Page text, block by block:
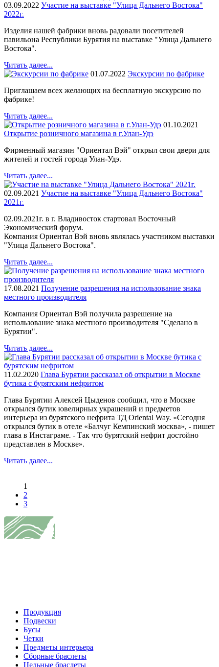
03.09.2022 Участие на выставке "Улица Дальнего Востока"
2022г.
Изделия нашей фабрики вновь радовали посетителей
павильона Республики Бурятия на выставке "Улица Дальнего
Востока".
Читать далее...
01.07.2022 Экскурсии по фабрике
Приглашаем всех желающих на бесплатную экскурсию по
фабрике!
Читать далее...
01.10.2021
Открытие розничного магазина в г.Улан-Удэ
Фирменный магазин "Ориентал Вэй" открыл свои двери для
жителей и гостей города Улан-Удэ.
Читать далее...
02.09.2021 Участие на выставке "Улица Дальнего Востока"
2021г.
02.09.2021г. в г. Владивосток стартовал Восточный
Экономический форум.
Компания Ориентал Вэй вновь являлась участником выставки
"Улица Дальнего Востока".
Читать далее...
17.08.2021 Получение разрешения на использование знака
местного производителя
Компания Ориентал Вэй получила разрешение на
использование знака местного производителя "Сделано в
Бурятии".
Читать далее...
11.02.2020 Глава Бурятии рассказал об открытии в Москве
бутика с бурятским нефритом
Глава Бурятии Алексей Цыденов сообщил, что в Москве
открылся бутик ювелирных украшений и предметов
интерьера из бурятского нефрита ТД Oriental Way. «Сегодня
открылся бутик в отеле «Балчуг Кемпинский москва», - пишет
глава в Инстаграме. - Так что бурятский нефрит достойно
представлен в Москве».
Читать далее...
1
2
3
Продукция
Подвески
Бусы
Четки
Предметы интерьера
Сборные браслеты
Цельные браслеты